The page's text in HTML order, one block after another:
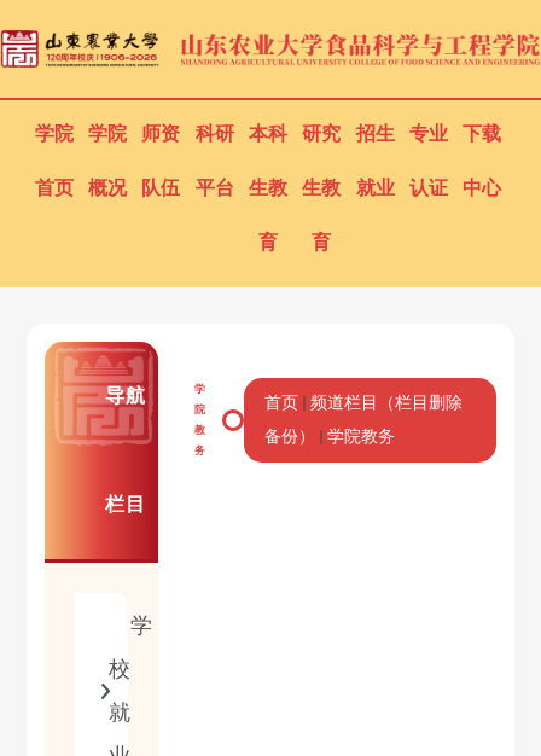
学院
首页
学院
概况
师资
队伍
科研
平台
本科
生教
育
研究
生教
育
招生
就业
专业
认证
下载
中心
导航
栏目
学
校
就
学
院
教
务
首页
频道栏目（栏目删除
备份）
学院教务